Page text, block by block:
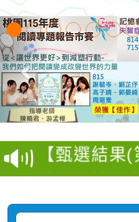
【甄選結果
學年度第1
結果(第4招)
【甄選結
學年度第1
結果(第12
轉知：桃園
賽及師生本
轉知：「桃